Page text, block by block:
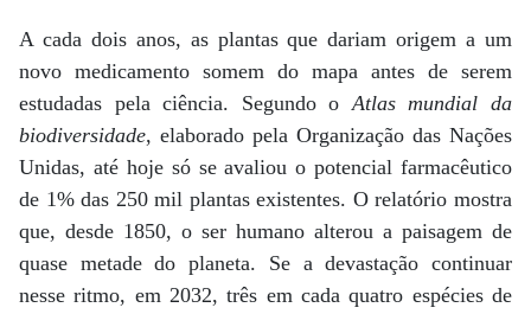
A cada dois anos, as plantas que dariam origem a um
novo medicamento somem do mapa antes de serem
estudadas pela ciência. Segundo oAtlas mundial da
biodiversidade, elaborado pela Organização das Nações
Unidas, até hoje só se avaliou o potencial farmacêutico
de 1% das 250 mil plantas existentes. O relatório mostra
que, desde 1850, o ser humano alterou a paisagem de
quase metade do planeta. Se a devastação continuar
nesse ritmo, em 2032, três em cada quatro espécies de